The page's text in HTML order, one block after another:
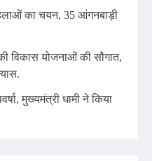
का चयन, 35 आंगनबाड़ी
विकास योजनाओं की सौगात,
मुख्यमंत्री धामी ने किया